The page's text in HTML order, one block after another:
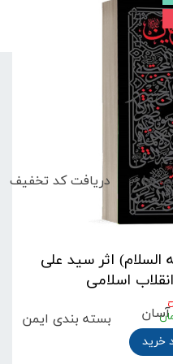
اثر سید علی
اسلامی
خرید
دریافت کد تخفیف ها
بسته بندی ایمن